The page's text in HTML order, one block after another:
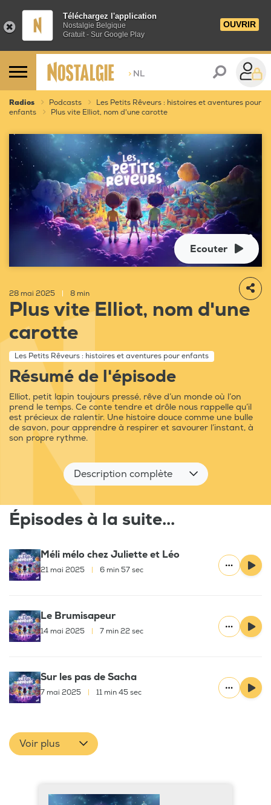
Téléchargez l'application
Nostalgie Belgique
Gratuit - Sur Google Play
OUVRIR
> NL
Radios Podcasts
Les Petits Rêveurs : histoires et aventures pour
enfants
Plus vite Elliot, nom d'une carotte
Ecouter
28 mai 2025 8 min
Plus vite Elliot, nom d'une
carotte
Les Petits Rêveurs : histoires et aventures pour enfants
Résumé de l'épisode
Elliot, petit lapin toujours pressé, rêve d’un monde où l’on
prend le temps. Ce conte tendre et drôle nous rappelle qu’il
est précieux de ralentir. Une histoire douce comme une bulle
de savon, pour apprendre à respirer et savourer l’instant, à
son propre rythme.
Description complète
Épisodes à la suite...
Méli mélo chez Juliette et Léo
21 mai 2025 6 min 57 sec
Le Brumisapeur
14 mai 2025 7 min 22 sec
Sur les pas de Sacha
7 mai 2025 11 min 45 sec
Voir plus